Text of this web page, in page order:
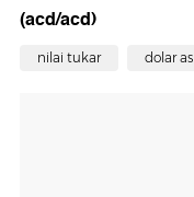
(acd/acd)
nilai tukar dolar as